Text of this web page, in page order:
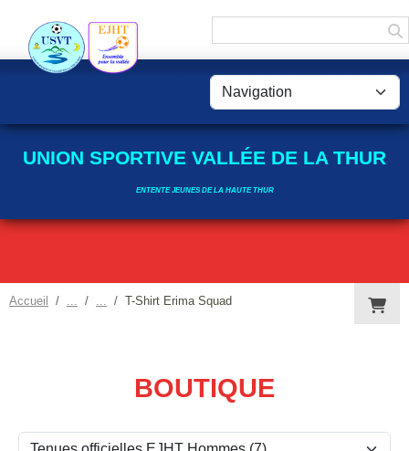
UNION SPORTIVE VALLÉE DE LA THUR
ENTENTE JEUNES DE LA HAUTE THUR
Accueil T-Shirt Erima Squad
BOUTIQUE